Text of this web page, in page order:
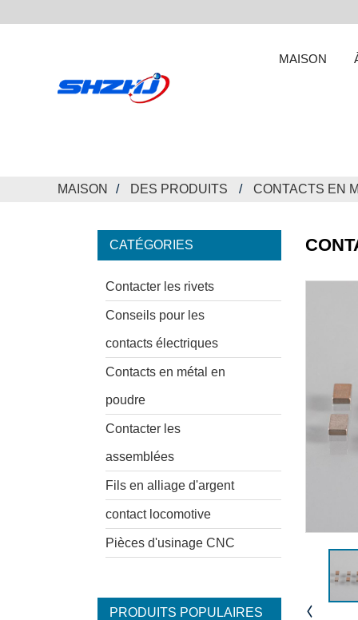
MAISON
MAISON DES PRODUITS CONTACTS EN
CATÉGORIES
Contacter les rivets
Conseils pour les
contacts électriques
Contacts en métal en
poudre
Contacter les
assemblées
Fils en alliage d'argent
contact locomotive
Pièces d'usinage CNC
PRODUITS POPULAIRES